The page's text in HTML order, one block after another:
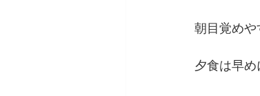
朝目覚め
夕食は早め